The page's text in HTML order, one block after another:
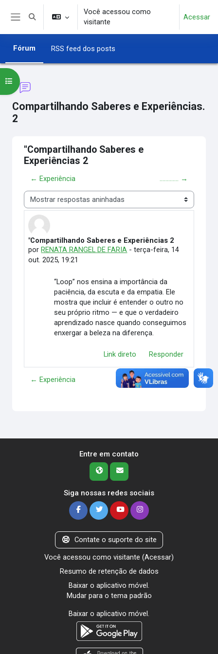
Ir para o conteúdo principal
Alternar entrada de pesquisa
Você acessou como
visitante
Acessar
Fórum RSS feed dos posts
Compartilhando Saberes e Experiências.
2
Abrir índice do curso
"Compartilhando Saberes e
Experiências 2
← Experiência ............. →
Modo de visualização
"Compartilhando Saberes e Experiências 2
por RENATA RANGEL DE FARIA -terça-feira, 14
out. 2025, 19:21
Número de respostas: 0
“Loop” nos ensina a importância da
paciência, da escuta e da empatia. Ele
mostra que incluir é entender o outro no
seu próprio ritmo — e que o verdadeiro
aprendizado nasce quando conseguimos
enxergar a beleza na diferença.
Link direto Responder
← Experiência ............. →
Entre em contato
Siga nossas redes sociais
Contate o suporte do site
Você acessou como visitante (Acessar)
Resumo de retenção de dados
Baixar o aplicativo móvel.
Mudar para o tema padrão
Baixar o aplicativo móvel.